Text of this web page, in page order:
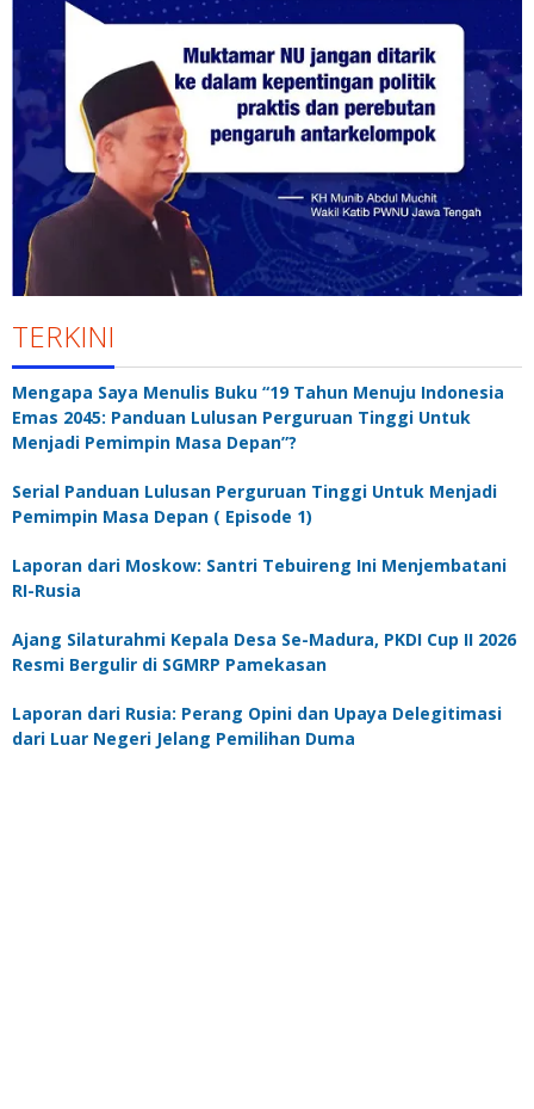
TERKINI
Mengapa Saya Menulis Buku “19 Tahun Menuju Indonesia
Emas 2045: Panduan Lulusan Perguruan Tinggi Untuk
Menjadi Pemimpin Masa Depan”?
Serial Panduan Lulusan Perguruan Tinggi Untuk Menjadi
Pemimpin Masa Depan ( Episode 1)
Laporan dari Moskow: Santri Tebuireng Ini Menjembatani
RI-Rusia
Ajang Silaturahmi Kepala Desa Se-Madura, PKDI Cup II 2026
Resmi Bergulir di SGMRP Pamekasan
Laporan dari Rusia: Perang Opini dan Upaya Delegitimasi
dari Luar Negeri Jelang Pemilihan Duma